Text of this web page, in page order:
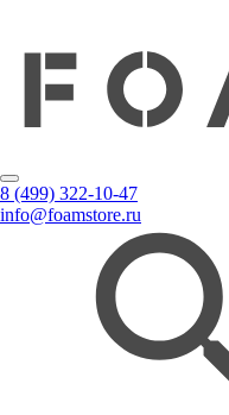
8 (499) 322-10-47
info@foamstore.ru